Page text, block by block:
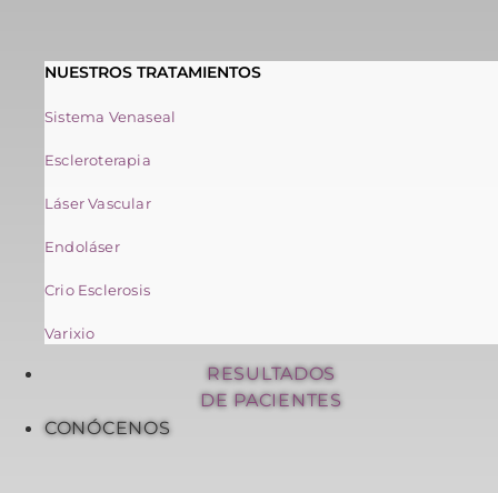
NUESTROS TRATAMIENTOS
Sistema Venaseal
Escleroterapia
Láser Vascular
Endoláser
Crio Esclerosis
Varixio
RESULTADOS
DE PACIENTES
CONÓCENOS